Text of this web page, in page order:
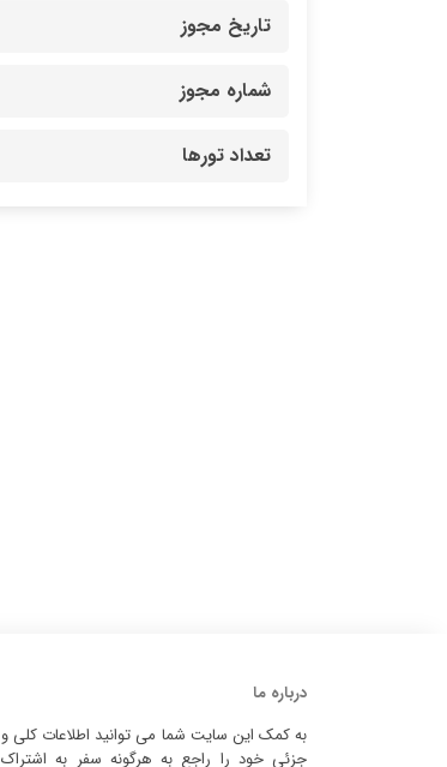
تاریخ مجوز
شماره مجوز
تعداد تورها
درباره ما
به کمک این سایت شما می توانید اطلاعات کلی و
جزئی خود را راجع به هرگونه سفر به اشتراک